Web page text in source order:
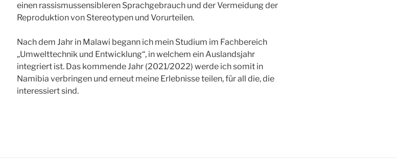
einen rassismussensibleren Sprachgebrauch und der Vermeidung der
Reproduktion von Stereotypen und Vorurteilen.
Nach dem Jahr in Malawi begann ich mein Studium im Fachbereich
„Umwelttechnik und Entwicklung“, in welchem ein Auslandsjahr
integriert ist. Das kommende Jahr (2021/2022) werde ich somit in
Namibia verbringen und erneut meine Erlebnisse teilen, für all die, die
interessiert sind.